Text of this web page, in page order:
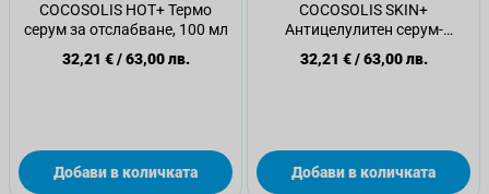
COCOSOLIS HOT+ Термо
серум за отслабване, 100 мл
32,21 €/63,00 лв.
Добави в количката
COCOSOLIS SKIN+
Антицелулитен серум-
концентрат за дупе и бедра,
100 мл
32,21 €/63,00 лв.
Добави в количката